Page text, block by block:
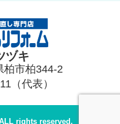
ヅキ
柏市柏344-2
（代表）
rights reserved.